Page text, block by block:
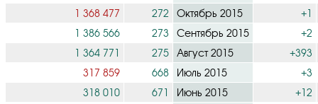
1 368 477
272 Октябрь 2015
+1
1 386 566
273 Сентябрь 2015
+2
1 364 771
275 Август 2015
+393
317 859
668 Июль 2015
+3
318 010
671 Июнь 2015
+12